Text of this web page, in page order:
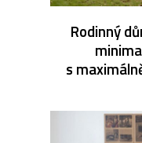
Rodinný
s